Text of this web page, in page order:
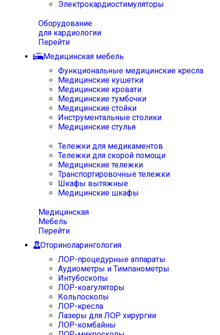
Электрокардиостимуляторы
Оборудование
для кардиологии
Перейти
Медицинская мебель
Функциональные медицинские кресла
Медицинские кушетки
Медицинские кровати
Медицинские тумбочки
Медицинские стойки
Инструментальные столики
Медицинские стулья
Тележки для медикаментов
Тележки для скорой помощи
Медицинские тележки
Транспортировочные тележки
Шкафы вытяжные
Медицинские шкафы
Медицинская
Мебель
Перейти
Оториноларингология
ЛОР-процедурные аппараты
Аудиометры и Тимпанометры
Интубоскопы
ЛОР-коагуляторы
Кольпоскопы
ЛОР-кресла
Лазеры для ЛОР хирургии
ЛОР-комбайны